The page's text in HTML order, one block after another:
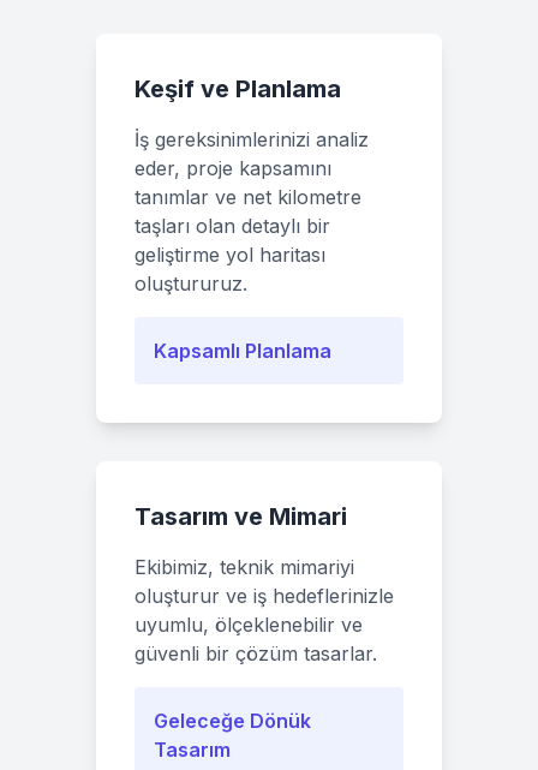
Keşif ve Planlama
İş gereksinimlerinizi analiz
eder, proje kapsamını
tanımlar ve net kilometre
taşları olan detaylı bir
geliştirme yol haritası
oluştururuz.
Kapsamlı Planlama
Tasarım ve Mimari
Ekibimiz, teknik mimariyi
oluşturur ve iş hedeflerinizle
uyumlu, ölçeklenebilir ve
güvenli bir çözüm tasarlar.
Geleceğe Dönük
Tasarım